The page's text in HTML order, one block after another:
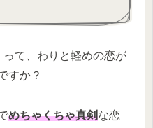
って、わりと軽めの恋が
すか？
めちゃくちゃ真剣な恋